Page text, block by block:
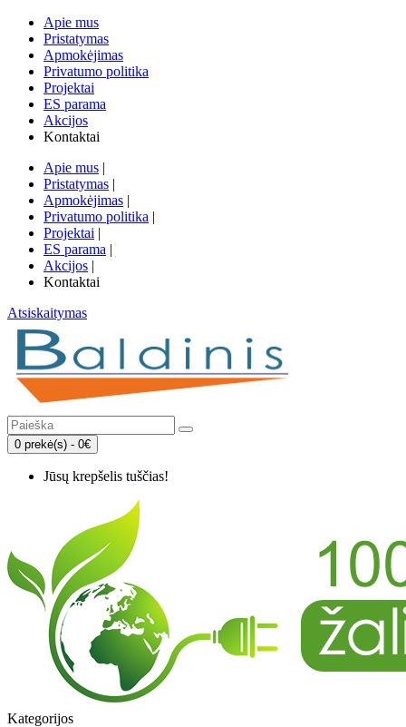
Apie mus
Pristatymas
Apmokėjimas
Privatumo politika
Projektai
ES parama
Akcijos
Kontaktai
Apie mus |
Pristatymas |
Apmokėjimas |
Privatumo politika |
Projektai |
ES parama |
Akcijos |
Kontaktai
Atsiskaitymas
0 prekė(s) - 0€
Jūsų krepšelis tuščias!
Kategorijos